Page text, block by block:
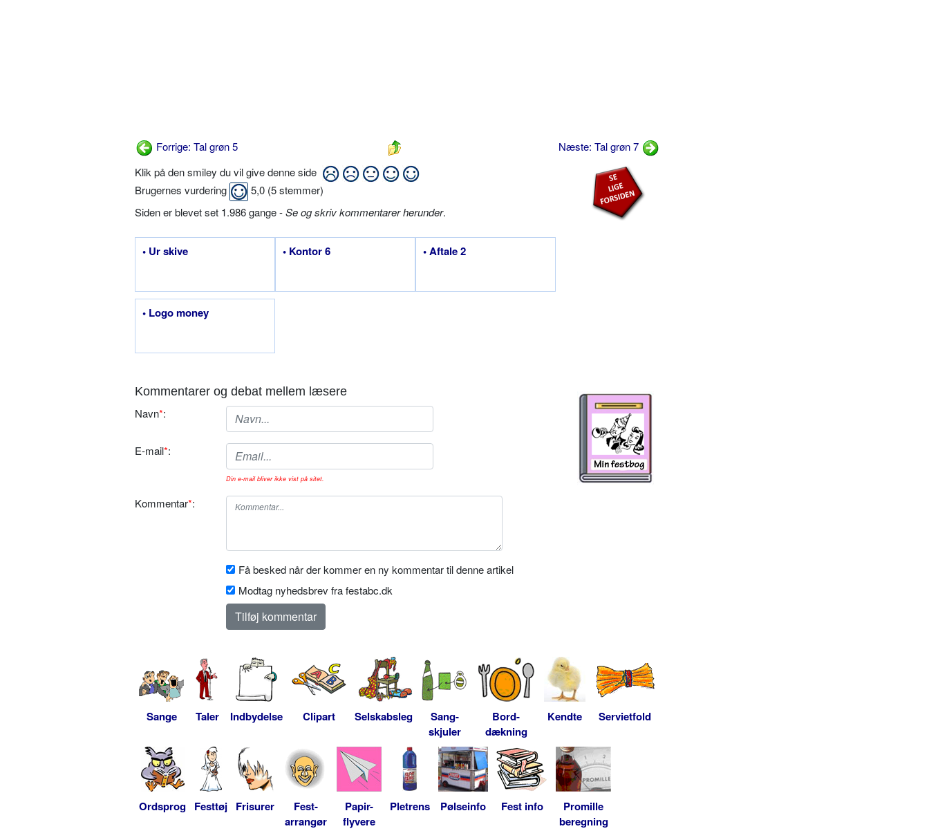
Forrige: Tal grøn 5
Næste: Tal grøn 7
Klik på den smiley du vil give denne side
Brugernes vurdering
5,0 (5stemmer)
Siden er blevet set 1.986 gange -Se og skriv kommentarer herunder.
• Ur skive • Kontor 6 • Aftale 2
• Logo money
Kommentarer og debat mellem læsere
Navn*:
E-mail*:
Din e-mail bliver ikke vist på sitet.
Kommentar*:
Få besked når der kommer en ny kommentar til denne artikel
Modtag nyhedsbrev fra festabc.dk
Sange Taler Indbydelse Clipart Selskabsleg
Sang-
skjuler
Bord-
dækning
Kendte Servietfold
Ordsprog Festtøj Frisurer
Fest-
arrangør
Papir-
flyvere
Pletrens Pølseinfo Fest info
Promille
beregning